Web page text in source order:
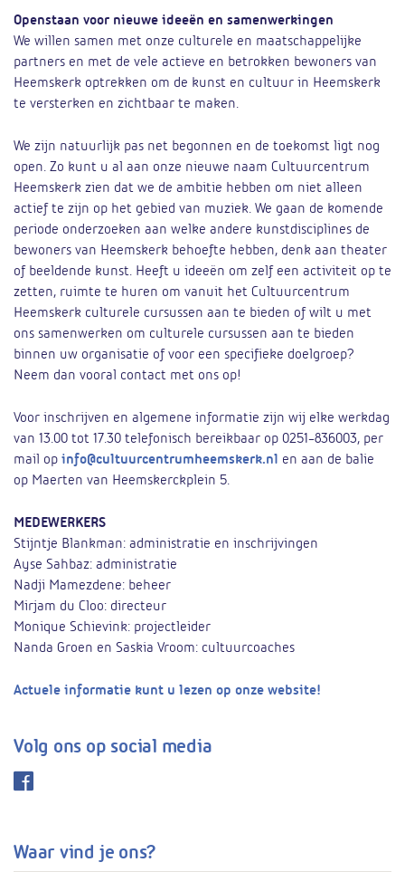
Openstaan voor nieuwe ideeën en samenwerkingen
We willen samen met onze culturele en maatschappelijke
partners en met de vele actieve en betrokken bewoners van
Heemskerk optrekken om de kunst en cultuur in Heemskerk
te versterken en zichtbaar te maken.
We zijn natuurlijk pas net begonnen en de toekomst ligt nog
open. Zo kunt u al aan onze nieuwe naam Cultuurcentrum
Heemskerk zien dat we de ambitie hebben om niet alleen
actief te zijn op het gebied van muziek. We gaan de komende
periode onderzoeken aan welke andere kunstdisciplines de
bewoners van Heemskerk behoefte hebben, denk aan theater
of beeldende kunst. Heeft u ideeën om zelf een activiteit op te
zetten, ruimte te huren om vanuit het Cultuurcentrum
Heemskerk culturele cursussen aan te bieden of wilt u met
ons samenwerken om culturele cursussen aan te bieden
binnen uw organisatie of voor een specifieke doelgroep?
Neem dan vooral contact met ons op!
Voor inschrijven en algemene informatie zijn wij elke werkdag
van 13.00 tot 17.30 telefonisch bereikbaar op 0251-836003, per
mail opinfo@cultuurcentrumheemskerk.nl en aan de balie
op Maerten van Heemskerckplein 5.
MEDEWERKERS
Stijntje Blankman: administratie en inschrijvingen
Ayse Sahbaz: administratie
Nadji Mamezdene: beheer
Mirjam du Cloo: directeur
Monique Schievink: projectleider
Nanda Groen en Saskia Vroom: cultuurcoaches
Actuele informatie kunt u lezen op onze website!
Volg ons op social media
Waar vind je ons?